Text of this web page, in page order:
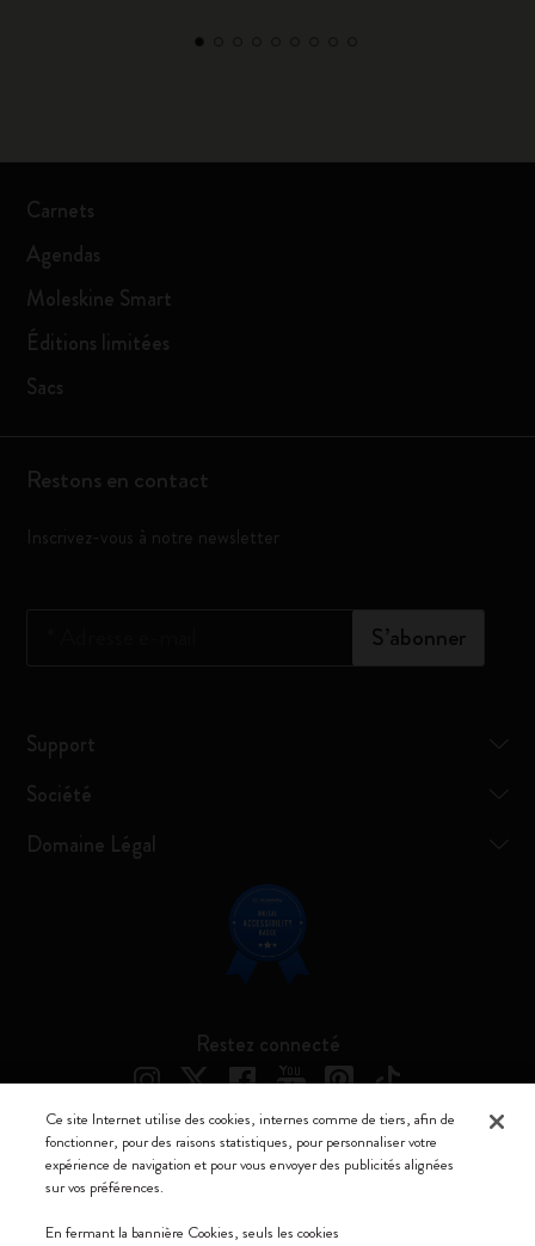
Carnets
Agendas
Moleskine Smart
Éditions limitées
Sacs
Restons en contact
Inscrivez-vous à notre newsletter
S’abonner
Support
Société
Domaine Légal
Restez connecté
Moleskine ® est une marque enregistrée de Moleskine Srl a socio unico
Italia - P. IVA / CCIAA n. 07234480965 - REA MI 1945400 - Cap.
Ce site Internet utilise des cookies, internes comme de tiers, afin de
fonctionner, pour des raisons statistiques, pour personnaliser votre
expérience de navigation et pour vous envoyer des publicités alignées
sur vos préférences.
En fermant la bannière Cookies, seuls les cookies